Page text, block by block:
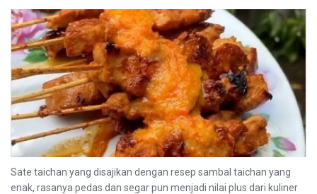
Sate taichan yang disajikan dengan resep sambal taichan yang
enak, rasanya pedas dan segar pun menjadi nilai plus dari kuliner